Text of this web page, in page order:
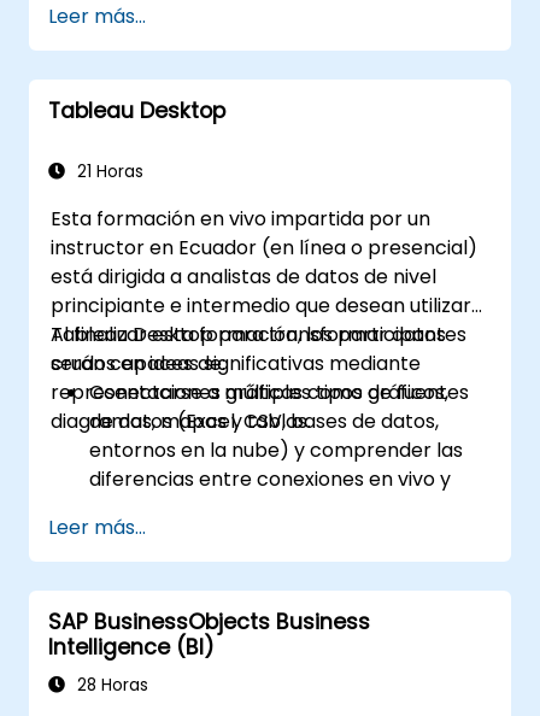
diversas herramientas de BI.
Aprovechar funciones avanzadas para
una exploración exhaustiva de datos.
Leer más...
Tableau Desktop
21 Horas
Esta formación en vivo impartida por un
instructor en Ecuador (en línea o presencial)
está dirigida a analistas de datos de nivel
principiante e intermedio que desean utilizar
Tableau Desktop para transformar datos
crudos en ideas significativas mediante
representaciones gráficas como gráficos,
diagramas, mapas y tablas.
Al finalizar esta formación, los participantes
serán capaces de:
Conectarse a múltiples tipos de fuentes
de datos (Excel, CSV, bases de datos,
entornos en la nube) y comprender las
diferencias entre conexiones en vivo y
Preparar y limpiar datos para el análisis,
incluida la renominación de campos, el
manejo de valores nulos y la combinación
de conjuntos de datos mediante uniones y
mezclas.
Crear visualizaciones básicas como
Leer más...
SAP BusinessObjects Business
Intelligence (BI)
28 Horas